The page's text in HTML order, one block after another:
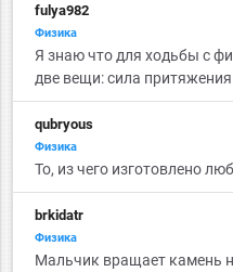
fulya982
Физика
Я знаю что для ходьбы с
две вещи: сила
qubryous
Физика
То, из чего изготовлено
brkidatr
Физика
Мальчик вращает камень